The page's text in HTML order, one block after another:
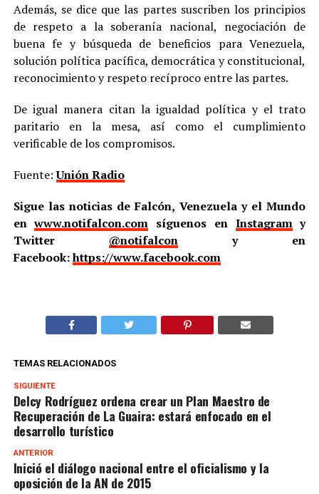
Además, se dice que las partes suscriben los principios
de respeto a la soberanía nacional, negociación de
buena fe y búsqueda de beneficios para Venezuela,
solución política pacífica, democrática y constitucional,
reconocimiento y respeto recíproco entre las partes.
De igual manera citan la igualdad política y el trato
paritario en la mesa, así como el cumplimiento
verificable de los compromisos.
Fuente:Unión Radio
Sigue las noticias de Falcón, Venezuela y el Mundo
enwww.notifalcon.com síguenos en Instagramy
Twitter @notifalcony en
Facebook:https://www.facebook.com
TEMAS RELACIONADOS
SIGUIENTE
Delcy Rodríguez ordena crear un Plan Maestro de
Recuperación de La Guaira: estará enfocado en el
desarrollo turístico
ANTERIOR
Inició el diálogo nacional entre el oficialismo y la
oposición de la AN de 2015